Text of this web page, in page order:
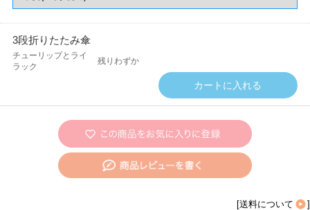
3段折りたたみ傘
チューリップとライ
ラック
残りわずか
[送料について ]